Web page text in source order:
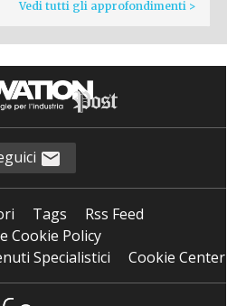
Vedi tutti gli approfondimenti >
Tags
Rss Feed
Cookie Policy
Specialistici
Cookie Center